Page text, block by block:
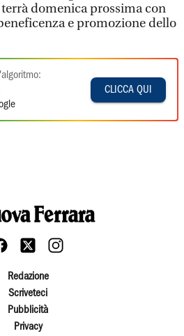
domenica prossima con
e promozione dello
CLICCA QUI
Redazione
Scriveteci
Pubblicità
Privacy